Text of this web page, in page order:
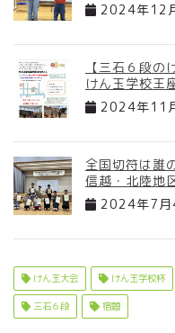
2024年12
【三石６段の
けん玉学校王
2024年11
全国切符は誰
信越・北陸地
2024年7月
けん玉大会 けん玉学校杯
三石６段 宿題